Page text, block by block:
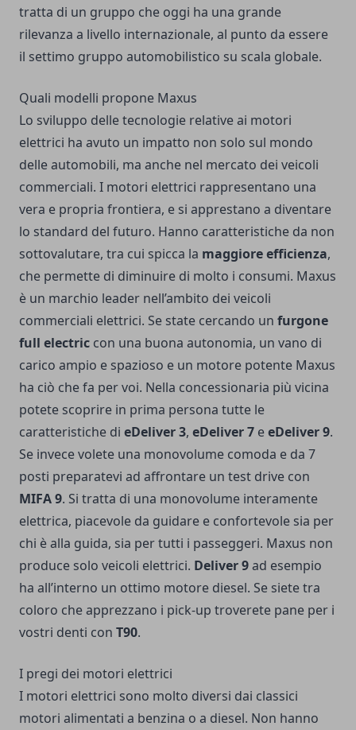
tratta di un gruppo che oggi ha una grande
rilevanza a livello internazionale, al punto da essere
il settimo gruppo automobilistico su scala globale.
Quali modelli propone Maxus
Lo sviluppo delle tecnologie relative ai motori
elettrici ha avuto un impatto non solo sul mondo
delle automobili, ma anche nel mercato dei veicoli
commerciali. I motori elettrici rappresentano una
vera e propria frontiera, e si apprestano a diventare
lo standard del futuro. Hanno caratteristiche da non
sottovalutare, tra cui spicca la maggiore efficienza,
che permette di diminuire di molto i consumi. Maxus
è un marchio leader nell’ambito dei veicoli
commerciali elettrici. Se state cercando un furgone
full electric con una buona autonomia, un vano di
carico ampio e spazioso e un motore potente Maxus
ha ciò che fa per voi. Nella concessionaria più vicina
potete scoprire in prima persona tutte le
caratteristiche di eDeliver 3, eDeliver 7 eeDeliver 9.
Se invece volete una monovolume comoda e da 7
posti preparatevi ad affrontare un test drive con
MIFA 9. Si tratta di una monovolume interamente
elettrica, piacevole da guidare e confortevole sia per
chi è alla guida, sia per tutti i passeggeri. Maxus non
produce solo veicoli elettrici. Deliver 9ad esempio
ha all’interno un ottimo motore diesel. Se siete tra
coloro che apprezzano i pick-up troverete pane per i
vostri denti con T90.
I pregi dei motori elettrici
I motori elettrici sono molto diversi dai classici
motori alimentati a benzina o a diesel. Non hanno